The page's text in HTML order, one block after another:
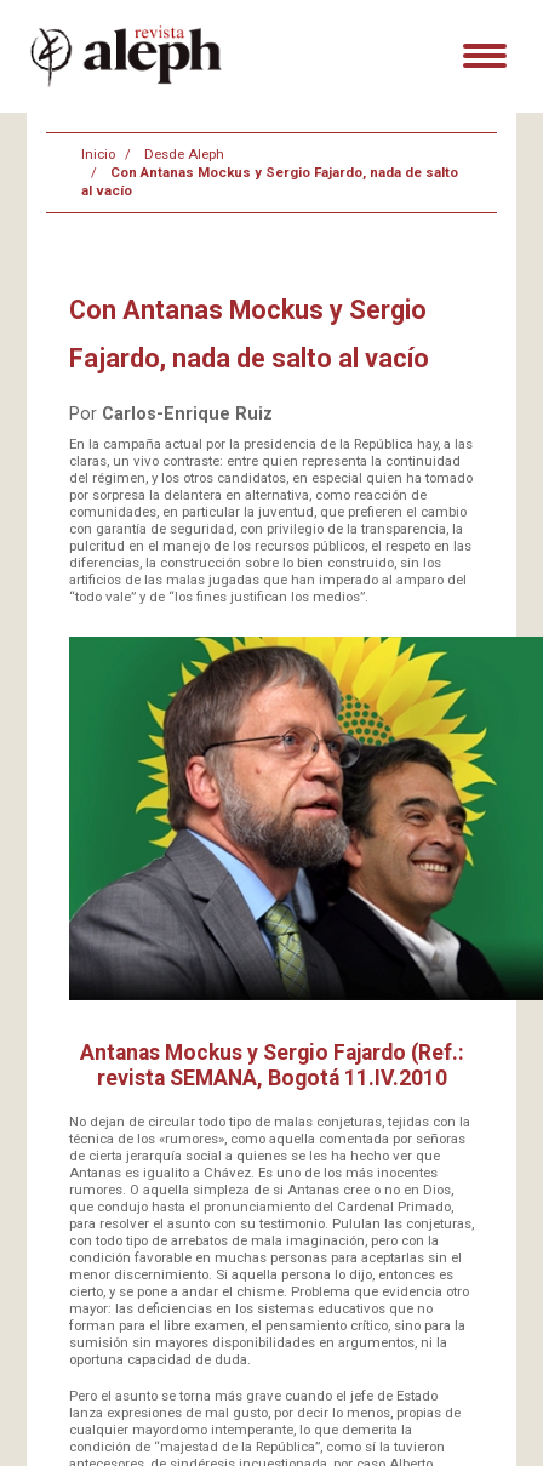
Inicio
Desde Aleph
Con Antanas Mockus y Sergio Fajardo, nada de salto
al vacío
Con Antanas Mockus y Sergio
Fajardo, nada de salto al vacío
Por Carlos-Enrique Ruiz
En la campaña actual por la presidencia de la República hay, a las
claras, un vivo contraste: entre quien representa la continuidad
del régimen, y los otros candidatos, en especial quien ha tomado
por sorpresa la delantera en alternativa, como reacción de
comunidades, en particular la juventud, que prefieren el cambio
con garantía de seguridad, con privilegio de la transparencia, la
pulcritud en el manejo de los recursos públicos, el respeto en las
diferencias, la construcción sobre lo bien construido, sin los
artificios de las malas jugadas que han imperado al amparo del
“todo vale” y de “los fines justifican los medios”.
Antanas Mockus y Sergio Fajardo (Ref.:
revista SEMANA, Bogotá 11.IV.2010
No dejan de circular todo tipo de malas conjeturas, tejidas con la
técnica de los «rumores», como aquella comentada por señoras
de cierta jerarquía social a quienes se les ha hecho ver que
Antanas es igualito a Chávez. Es uno de los más inocentes
rumores. O aquella simpleza de si Antanas cree o no en Dios,
que condujo hasta el pronunciamiento del Cardenal Primado,
para resolver el asunto con su testimonio. Pululan las conjeturas,
con todo tipo de arrebatos de mala imaginación, pero con la
condición favorable en muchas personas para aceptarlas sin el
menor discernimiento. Si aquella persona lo dijo, entonces es
cierto, y se pone a andar el chisme. Problema que evidencia otro
mayor: las deficiencias en los sistemas educativos que no
forman para el libre examen, el pensamiento crítico, sino para la
sumisión sin mayores disponibilidades en argumentos, ni la
oportuna capacidad de duda.
Pero el asunto se torna más grave cuando el jefe de Estado
lanza expresiones de mal gusto, por decir lo menos, propias de
cualquier mayordomo intemperante, lo que demerita la
condición de “majestad de la República”, como sí la tuvieron